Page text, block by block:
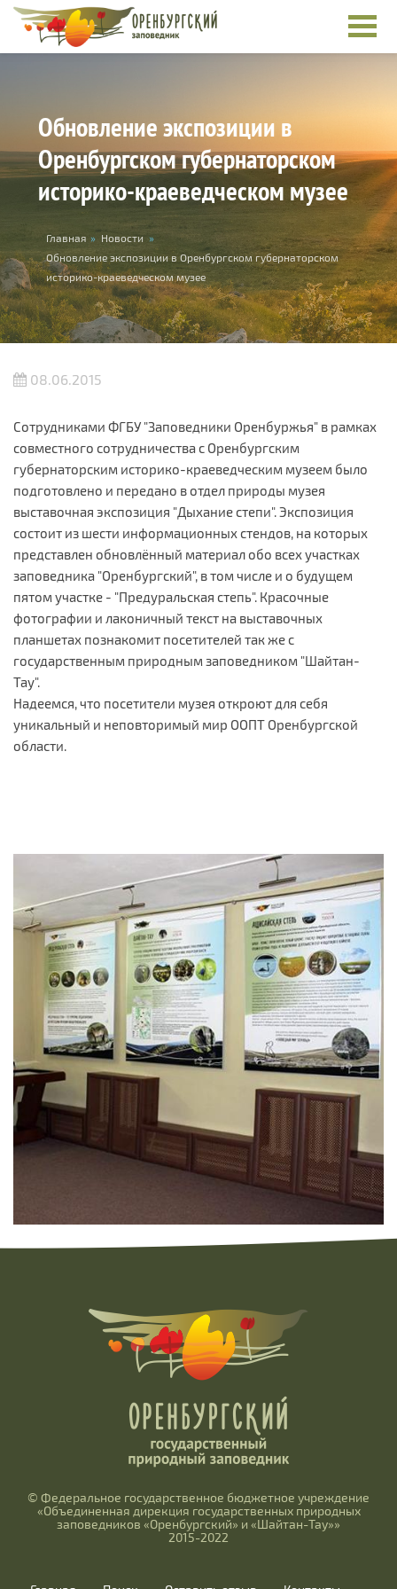
Перейти к основному содержанию
Обновление экспозиции в
Оренбургском губернаторском
историко-краеведческом музее
Вы здесь
Главная » Новости »
Обновление экспозиции в Оренбургском губернаторском
историко-краеведческом музее
08.06.2015
Сотрудниками ФГБУ "Заповедники Оренбуржья" в рамках
совместного сотрудничества с Оренбургским
губернаторским историко-краеведческим музеем было
подготовлено и передано в отдел природы музея
выставочная экспозиция "Дыхание степи". Экспозиция
состоит из шести информационных стендов, на которых
представлен обновлённый материал обо всех участках
заповедника "Оренбургский", в том числе и о будущем
пятом участке - "Предуральская степь". Красочные
фотографии и лаконичный текст на выставочных
планшетах познакомит посетителей так же с
государственным природным заповедником "Шайтан-
Тау".
Надеемся, что посетители музея откроют для себя
уникальный и неповторимый мир ООПТ Оренбургской
области.
© Федеральное государственное бюджетное учреждение
«Объединенная дирекция государственных природных
заповедников «Оренбургский» и «Шайтан-Тау»»
2015-2022